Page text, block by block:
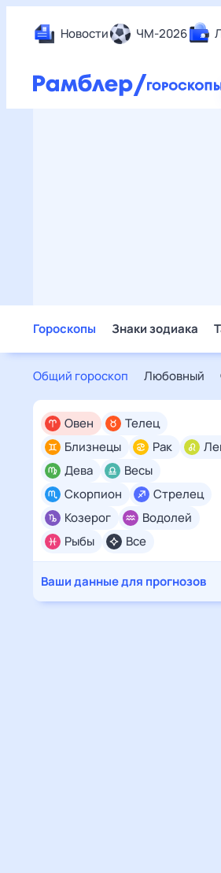
Новости ЧМ-2026
Гороскопы Знаки зодиака
Общий гороскоп Любовный
Все
Овен
Телец
Близнецы
Рак
Дева
Весы
Скорпион
Стрелец
Козерог
Водолей
Рыбы
Ваши данные для прогнозов